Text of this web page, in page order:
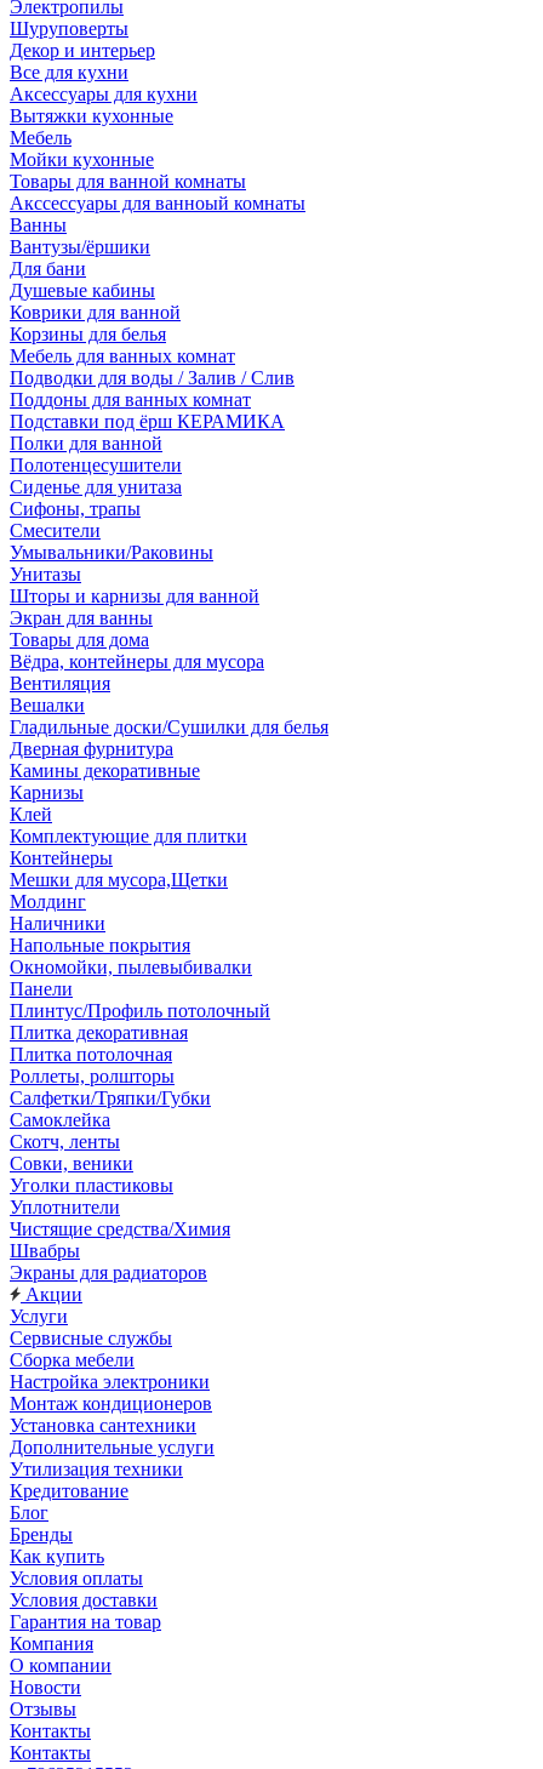
Электропилы
Шуруповерты
Декор и интерьер
Все для кухни
Аксессуары для кухни
Вытяжки кухонные
Мебель
Мойки кухонные
Товары для ванной комнаты
Акссессуары для ванноый комнаты
Ванны
Вантузы/ёршики
Для бани
Душевые кабины
Коврики для ванной
Корзины для белья
Мебель для ванных комнат
Подводки для воды / Залив / Слив
Поддоны для ванных комнат
Подставки под ёрш КЕРАМИКА
Полки для ванной
Полотенцесушители
Сиденье для унитаза
Сифоны, трапы
Смесители
Умывальники/Раковины
Унитазы
Шторы и карнизы для ванной
Экран для ванны
Товары для дома
Вёдра, контейнеры для мусора
Вентиляция
Вешалки
Гладильные доски/Сушилки для белья
Дверная фурнитура
Камины декоративные
Карнизы
Клей
Комплектующие для плитки
Контейнеры
Мешки для мусора,Щетки
Молдинг
Наличники
Напольные покрытия
Окномойки, пылевыбивалки
Панели
Плинтус/Профиль потолочный
Плитка декоративная
Плитка потолочная
Роллеты, ролшторы
Салфетки/Тряпки/Губки
Самоклейка
Скотч, ленты
Совки, веники
Уголки пластиковы
Уплотнители
Чистящие средства/Химия
Швабры
Экраны для радиаторов
Акции
Услуги
Сервисные службы
Сборка мебели
Настройка электроники
Монтаж кондиционеров
Установка сантехники
Дополнительные услуги
Утилизация техники
Кредитование
Блог
Бренды
Как купить
Условия оплаты
Условия доставки
Гарантия на товар
Компания
О компании
Новости
Отзывы
Контакты
Контакты